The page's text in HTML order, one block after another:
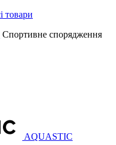
Спортивне спорядження
AQUASTIC